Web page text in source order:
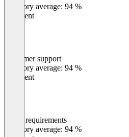
Category average: 94 %
Excellent
Customer support
Category average: 94 %
Excellent
Meets requirements
Category average: 94 %